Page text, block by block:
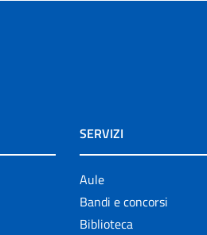
SERVIZI
Aule
Bandi e concorsi
Biblioteca